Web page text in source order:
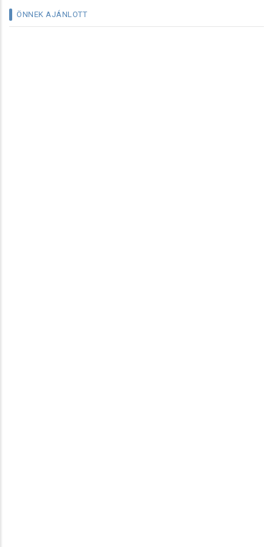
ÖNNEK AJÁNLOTT